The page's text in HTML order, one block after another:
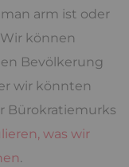
arm ist oder
können
Bevölkerung
wir könnten
Bürokratiemurks
was wir
.